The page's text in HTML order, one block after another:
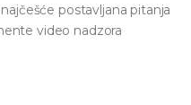
postavljana pitanja
video nadzora